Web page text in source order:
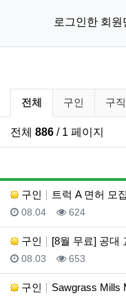
로그인한 회
구인/구직 분류
전체 구인 구직
전체 886 / 1 페이지
구인
트럭 A 면허 모집
등록일
08.04 조회
624
구인 [8월 무료] 공대
등록일
08.03 조회
653
구인 Sawgrass Mills